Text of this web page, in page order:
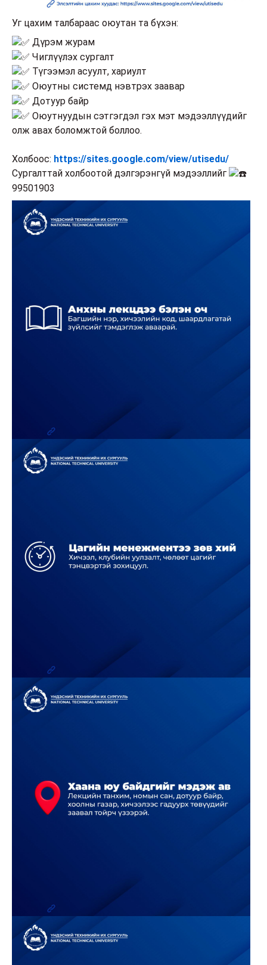
Уг цахим талбараас оюутан та бүхэн:
Дүрэм журам
Чиглүүлэх сургалт
Түгээмэл асуулт, хариулт
Оюутны системд нэвтрэх заавар
Дотуур байр
Оюутнуудын сэтгэгдэл гэх мэт мэдээллүүдийг
олж авах боломжтой боллоо.
Холбоос: https://sites.google.com/view/utisedu/
Сургалттай холбоотой дэлгэрэнгүй мэдээллийг
99501903